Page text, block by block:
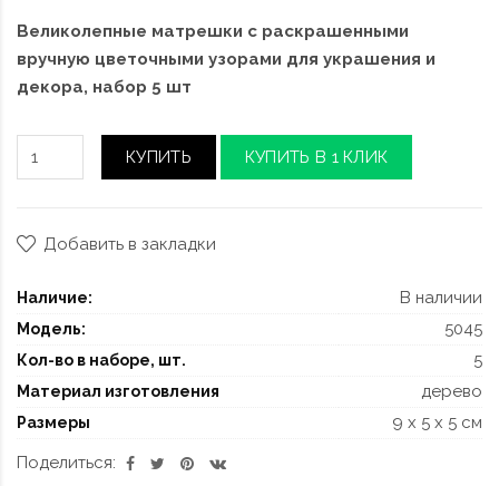
Великолепные матрешки с раскрашенными
вручную цветочными узорами для украшения и
декора, набор 5 шт
КУПИТЬ КУПИТЬ В 1 КЛИК
Добавить в закладки
Наличие: В наличии
Модель: 5045
Кол-во в наборе, шт. 5
Материал изготовления дерево
Размеры
9 x 5 x 5 см
Поделиться: